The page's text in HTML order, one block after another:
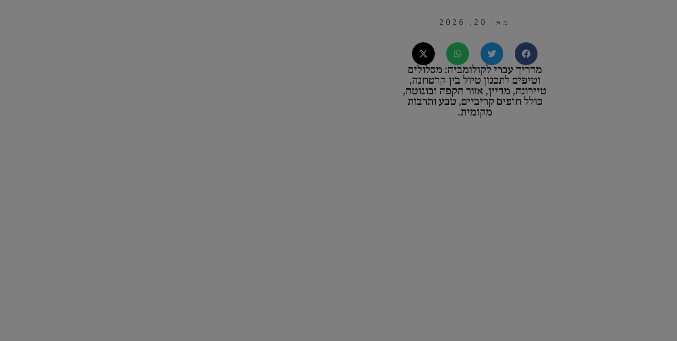
מאי 20, 2026
מדריך עברי לקולומביה: מסלולים
וטיפים לתכנון טיול בין קרטחנה,
טיירונה, מדיין, אזור הקפה ובוגוטה,
כולל חופים קריביים, טבע ותרבות
מקומית.